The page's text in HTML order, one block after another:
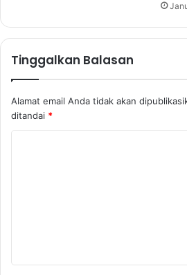
Tinggalkan Balasan
Alamat email Anda tidak akan
ditandai *
a